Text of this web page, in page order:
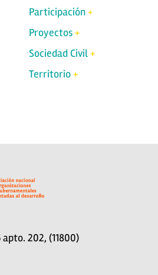
Participación
Proyectos
Sociedad Civil
Territorio
202, (11800)